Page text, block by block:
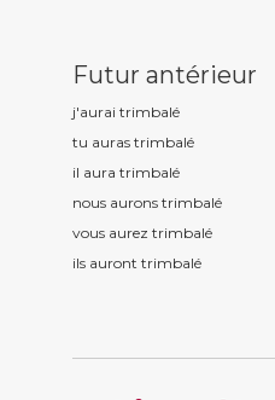
Futur antérieur
j'aurai trimbalé
tu auras trimbalé
il aura trimbalé
nous aurons trimbalé
vous aurez trimbalé
ils auront trimbalé